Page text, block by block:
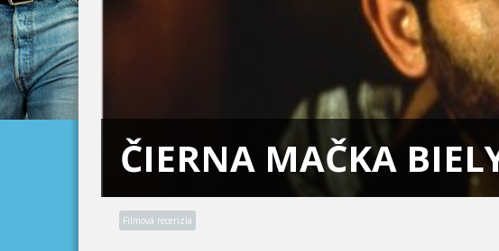
ČIERNA MAČKA
Filmová recenzia